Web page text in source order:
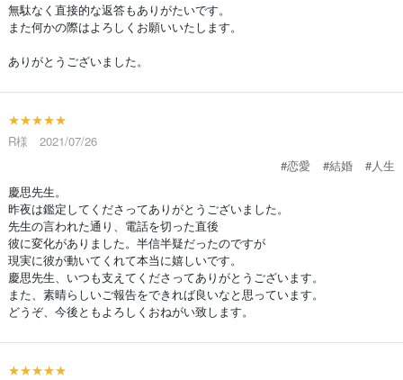
無駄なく直接的な返答もありがたいです。
また何かの際はよろしくお願いいたします。
ありがとうございました。
★★★★★
R様 2021/07/26
#恋愛
#結婚
#人生
慶思先生。
昨夜は鑑定してくださってありがとうございました。
先生の言われた通り、電話を切った直後
彼に変化がありました。半信半疑だったのですが
現実に彼が動いてくれて本当に嬉しいです。
慶思先生、いつも支えてくださってありがとうございます。
また、素晴らしいご報告をできれば良いなと思っています。
どうぞ、今後ともよろしくおねがい致します。
★★★★★